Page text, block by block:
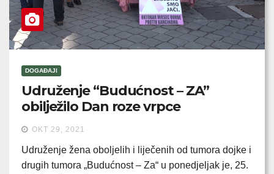
DOGAĐAJI
Udruženje “Budućnost – ZA”
obilježilo Dan roze vrpce
OKT 29, 2021
Udruženje žena oboljelih i liječenih od tumora dojke i
drugih tumora „Budućnost – Za“ u ponedjeljak je, 25.